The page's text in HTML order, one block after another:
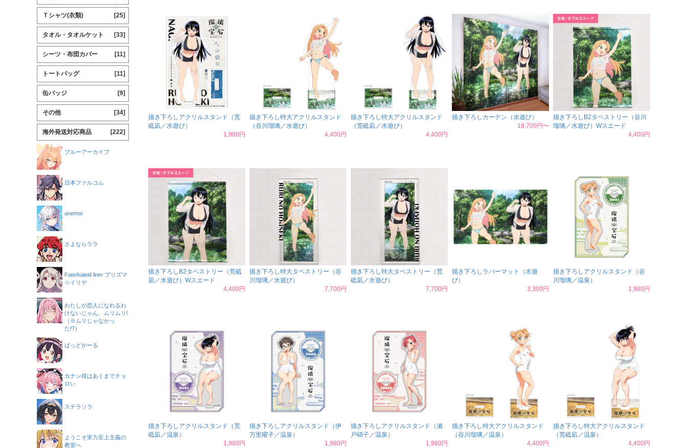
描き下ろしアクリルスタンド（荒
砥凪／水遊び）
1,980円
描き下ろし特大アクリルスタンド
（谷川瑠璃／水遊び）
4,400円
描き下ろし特大アクリルスタンド
（荒砥凪／水遊び）
4,400円
描き下ろしカーテン（水遊び）
18,700円〜
描き下ろしB2タペストリー（谷川
瑠璃／水遊び）Wスエード
4,400円
描き下ろしB2タペストリー（荒砥
凪／水遊び）Wスエード
4,400円
描き下ろし特大タペストリー（谷
川瑠璃／水遊び）
7,700円
描き下ろし特大タペストリー（荒
砥凪／水遊び）
7,700円
描き下ろしラバーマット（水遊
び）
3,300円
描き下ろしアクリルスタンド（谷
川瑠璃／温泉）
1,980円
描き下ろしアクリルスタンド（荒
砥凪／温泉）
1,980円
描き下ろしアクリルスタンド（伊
万里曜子／温泉）
1,980円
描き下ろしアクリルスタンド（瀬
戸硝子／温泉）
1,980円
描き下ろし特大アクリルスタンド
（谷川瑠璃／温泉）
4,400円
描き下ろし特大アクリルスタンド
（荒砥凪／温泉）
4,400円
Ｔシャツ(衣類) [25]
タオル・タオルケット [33]
シーツ・布団カバー [11]
トートバッグ [11]
缶バッジ [9]
その他 [34]
海外発送対応商品 [222]
ブルーアーカイブ
日本ファルコム
anemoi
さよならララ
Fate/kaleid liner プリズマ
☆イリヤ
わたしが恋人になれるわ
けないじゃん、ムリムリ!
（※ムリじゃなかっ
た!?）
ばっどがーる
カナン様はあくまでチョ
ロい
ステラソラ
ようこそ実力至上主義の
教室へ